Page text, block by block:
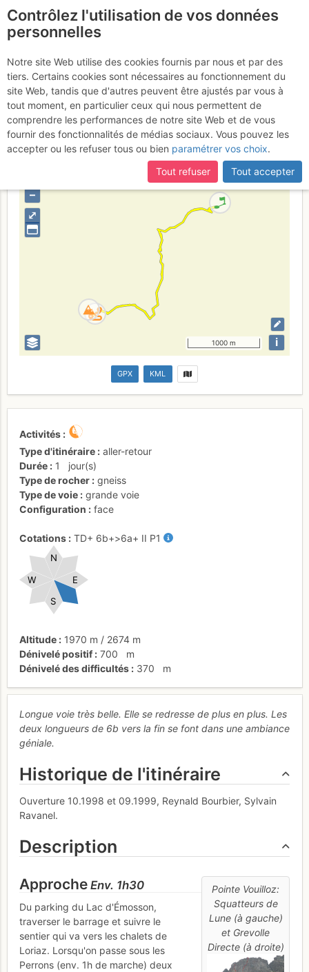
Pointe Vouilloz :
Squatteurs de Lune
Suisse France Haute-Savoie Valais Haut Giffre -
Aiguilles Rouges - Fiz
⤢
–
1000 m i
GPX KML
Activités
Type d'itinéraire
aller-retour
Durée
1
jour(s)
Type de rocher
gneiss
Type de voie
grande voie
Configuration
face
Cotations TD+ 6b+>6a+ II P1
E
W
S
N
Altitude 1970 m / 2674 m
Dénivelé positif
700
m
Dénivelé des difficultés
370 m
Longue voie très belle. Elle se redresse de plus en plus. Les
deux longueurs de 6b vers la fin se font dans une ambiance
géniale.
Historique de l'itinéraire
Ouverture 10.1998 et 09.1999, Reynald Bourbier, Sylvain
Ravanel.
Description
Pointe Vouilloz:
Squatteurs de
Lune (à gauche)
et Grevolle
Directe (à droite)
Approche Env. 1h30
Du parking du Lac d'Émosson,
traverser le barrage et suivre le
sentier qui va vers les chalets de
Loriaz. Lorsqu'on passe sous les
Perrons (env. 1h de marche) deux
Contrôlez l'utilisation de vos données
personnelles
Notre site Web utilise des cookies fournis par nous et par des
tiers. Certains cookies sont nécessaires au fonctionnement du
site Web, tandis que d'autres peuvent être ajustés par vous à
tout moment, en particulier ceux qui nous permettent de
comprendre les performances de notre site Web et de vous
fournir des fonctionnalités de médias sociaux. Vous pouvez les
accepter ou les refuser tous ou bien paramétrer vos choix.
Tout refuser
Tout accepter